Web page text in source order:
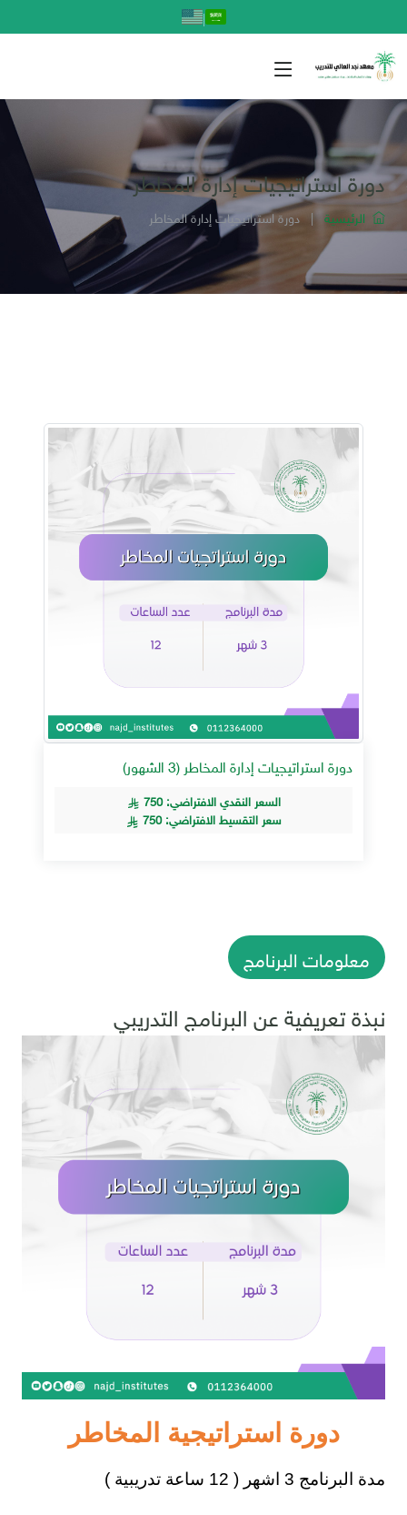
|
دورة استراتيجيات إدارة المخاطر
الرئيسية|دورة استراتيجيات إدارة المخاطر
دورة استراتيجيات إدارة المخاطر (3 الشهور)
السعر النقدي الافتراضي: 750
سعر التقسيط الافتراضي: 750
معلومات البرنامج
نبذة تعريفية عن البرنامج التدريبي
دورة استراتيجية المخاطر
مدة البرنامج 3 اشهر ( 12 ساعة تدريبية )